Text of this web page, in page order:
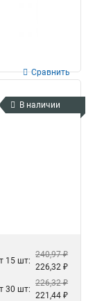
Сравнить
В наличии
15 шт:
240,97 ₽
226,32 ₽
30 шт:
226,32 ₽
221,44 ₽